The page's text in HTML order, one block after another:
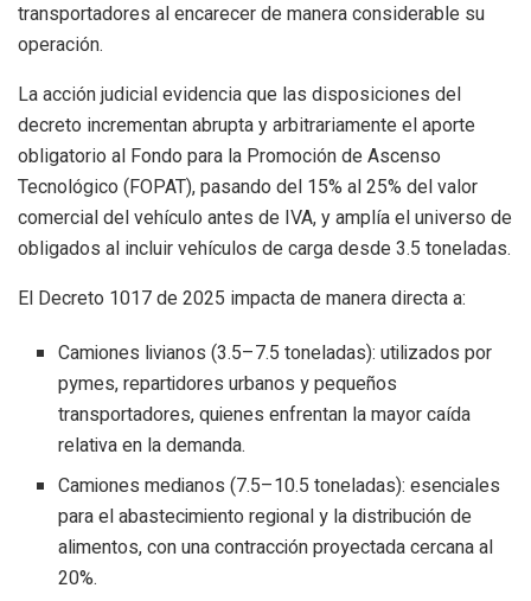
transportadores al encarecer de manera considerable su
operación.
La acción judicial evidencia que las disposiciones del
decreto incrementan abrupta y arbitrariamente el aporte
obligatorio al Fondo para la Promoción de Ascenso
Tecnológico (FOPAT), pasando del 15% al 25% del valor
comercial del vehículo antes de IVA, y amplía el universo de
obligados al incluir vehículos de carga desde 3.5 toneladas.
El Decreto 1017 de 2025 impacta de manera directa a:
Camiones livianos (3.5–7.5 toneladas): utilizados por
pymes, repartidores urbanos y pequeños
transportadores, quienes enfrentan la mayor caída
relativa en la demanda.
Camiones medianos (7.5–10.5 toneladas): esenciales
para el abastecimiento regional y la distribución de
alimentos, con una contracción proyectada cercana al
20%.